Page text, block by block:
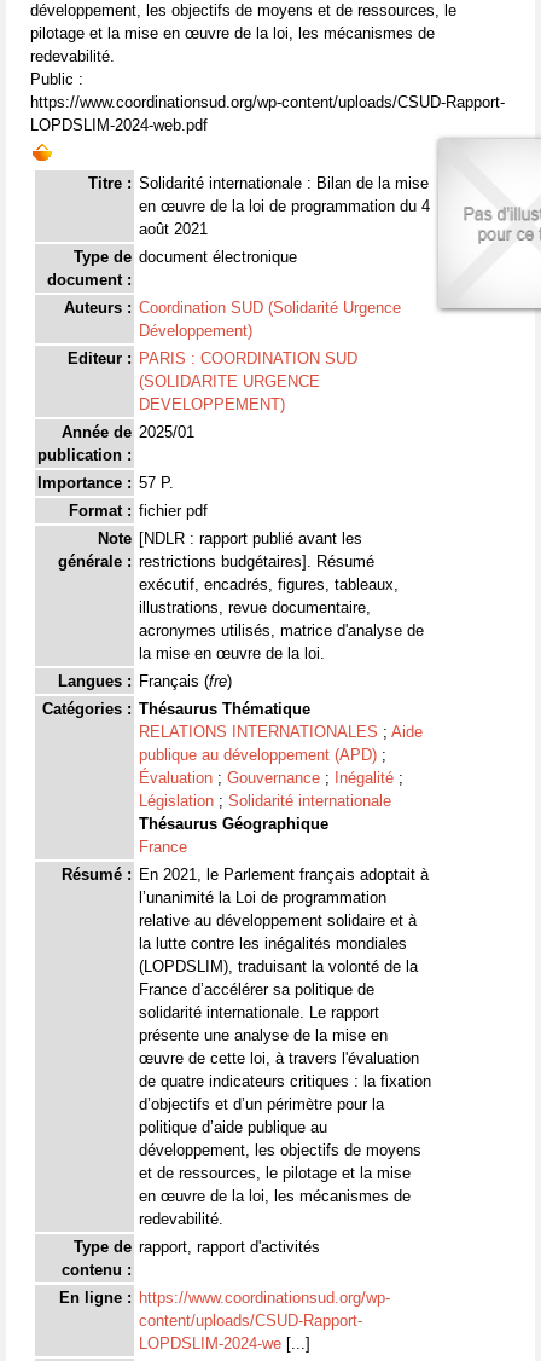
développement, les objectifs de moyens et de ressources, le
pilotage et la mise en œuvre de la loi, les mécanismes de
redevabilité.
Public :
https://www.coordinationsud.org/wp-content/uploads/CSUD-Rapport-
LOPDSLIM-2024-web.pdf
Titre : Solidarité internationale : Bilan de la mise
en œuvre de la loi de programmation du 4
août 2021
Type de
document :
document électronique
Auteurs : Coordination SUD (Solidarité Urgence
Développement)
Editeur : PARIS : COORDINATION SUD
(SOLIDARITE URGENCE
DEVELOPPEMENT)
Année de
publication :
2025/01
Importance : 57 P.
Format : fichier pdf
Note
générale :
[NDLR : rapport publié avant les
restrictions budgétaires]. Résumé
exécutif, encadrés, figures, tableaux,
illustrations, revue documentaire,
acronymes utilisés, matrice d'analyse de
la mise en œuvre de la loi.
Langues : Français (fre)
Catégories : Thésaurus Thématique
RELATIONS INTERNATIONALES ; Aide
publique au développement (APD) ;
Évaluation ; Gouvernance ; Inégalité ;
Législation ; Solidarité internationale
Thésaurus Géographique
France
Résumé : En 2021, le Parlement français adoptait à
l’unanimité la Loi de programmation
relative au développement solidaire et à
la lutte contre les inégalités mondiales
(LOPDSLIM), traduisant la volonté de la
France d’accélérer sa politique de
solidarité internationale. Le rapport
présente une analyse de la mise en
œuvre de cette loi, à travers l'évaluation
de quatre indicateurs critiques : la fixation
d’objectifs et d’un périmètre pour la
politique d’aide publique au
développement, les objectifs de moyens
et de ressources, le pilotage et la mise
en œuvre de la loi, les mécanismes de
redevabilité.
Type de
contenu :
rapport, rapport d'activités
En ligne : https://www.coordinationsud.org/wp-
content/uploads/CSUD-Rapport-
LOPDSLIM-2024-we [...]